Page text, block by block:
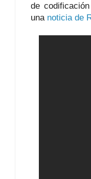
de
una noticia de